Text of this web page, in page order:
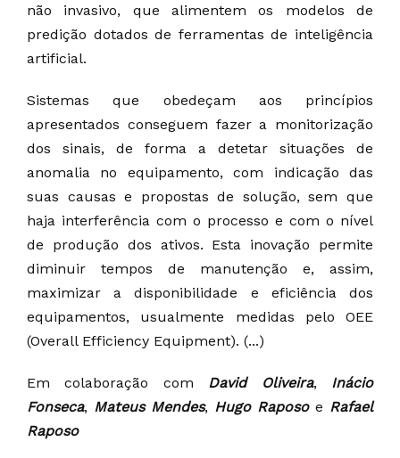
não invasivo, que alimentem os modelos de
predição dotados de ferramentas de inteligência
artificial.
Sistemas que obedeçam aos princípios
apresentados conseguem fazer a monitorização
dos sinais, de forma a detetar situações de
anomalia no equipamento, com indicação das
suas causas e propostas de solução, sem que
haja interferência com o processo e com o nível
de produção dos ativos. Esta inovação permite
diminuir tempos de manutenção e, assim,
maximizar a disponibilidade e eficiência dos
equipamentos, usualmente medidas pelo OEE
(Overall Efficiency Equipment). (...)
Em colaboração com David Oliveira,
Inácio
Fonseca, Mateus Mendes, Hugo Raposoe Rafael
Raposo